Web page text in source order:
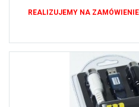
REALIZUJEMY NA